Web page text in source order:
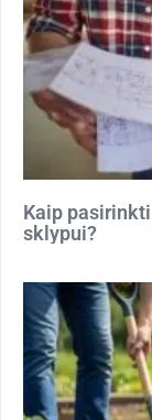
Kaip
sklypui?